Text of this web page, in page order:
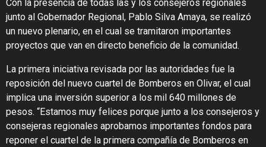
Con la presencia de todas las y los consejeros regionales
junto al Gobernador Regional, Pablo Silva Amaya, se realizó
un nuevo plenario, en el cual se tramitaron importantes
proyectos que van en directo beneficio de la comunidad.
La primera iniciativa revisada por las autoridades fue la
reposición del nuevo cuartel de Bomberos en Olivar, el cual
implica una inversión superior a los mil 640 millones de
pesos. “Estamos muy felices porque junto a los consejeros y
consejeras regionales aprobamos importantes fondos para
reponer el cuartel de la primera compañía de Bomberos en